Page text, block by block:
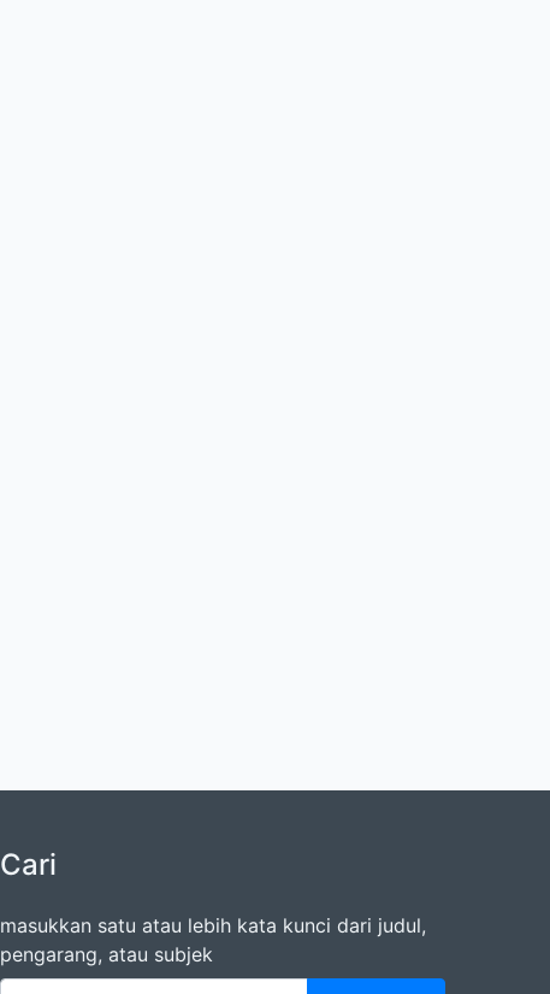
Cari
masukkan satu atau lebih kata kunci dari judul,
pengarang, atau subjek